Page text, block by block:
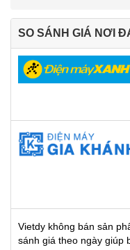
SO SÁNH GIÁ NƠI
Vietdy không bán sản
sánh giá theo ngày giúp